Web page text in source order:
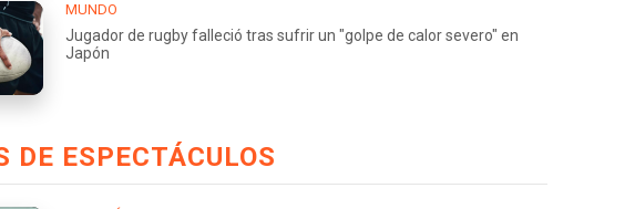
MUNDO
Jugador de rugby falleció tras sufrir un "golpe de calor severo" en
Japón
DE ESPECTÁCULOS